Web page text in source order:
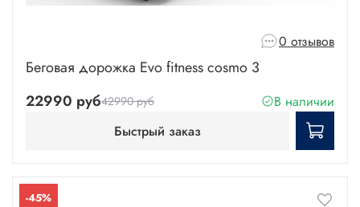
0 отзывов
Беговая дорожка Evo fitness cosmo 3
22990 руб42990 руб
В наличии
Быстрый заказ
-45%